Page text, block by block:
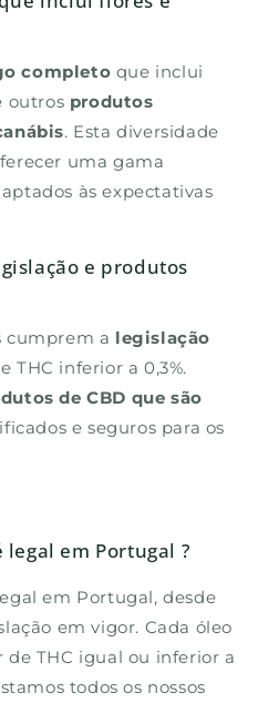
completo que inclui
outros produtos
. Esta diversidade
uma gama
às expectativas
e produtos
cumprem a legislação
THC inferior a 0,3%.
de CBD que são
e seguros para os
legal em Portugal ?
em Portugal, desde
em vigor. Cada óleo
THC igual ou inferior a
todos os nossos